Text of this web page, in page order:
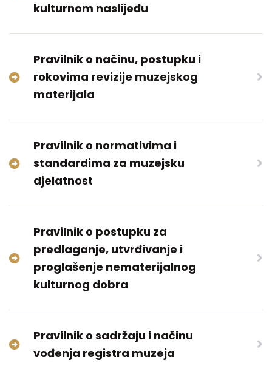
kulturnom naslijeđu
Pravilnik o načinu, postupku i
rokovima revizije muzejskog
materijala
Pravilnik o normativima i
standardima za muzejsku
djelatnost
Pravilnik o postupku za
predlaganje, utvrđivanje i
proglašenje nematerijalnog
kulturnog dobra
Pravilnik o sadržaju i načinu
vođenja registra muzeja